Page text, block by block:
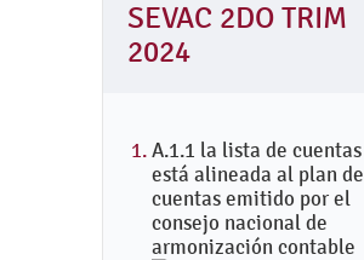
SEVAC 2DO TRIM
2024
A.1.1 la lista de cuentas
está alineada al plan de
cuentas emitido por el
consejo nacional de
armonización contable